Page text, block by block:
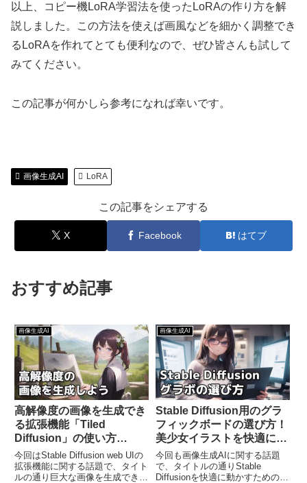
以上、コピー機LoRA学習法を使ったLoRAの作り方を解
説しました。この方法を使えば画風などを細かく調整でき
るLoRAを作れてとても便利なので、ぜひ皆さんも試して
みてください。
この記事が何かしら参考になれば幸いです。
画像生成AI LoRA
この記事をシェアする
X Facebook はてブ
おすすめ記事
画像生成AI
高解像度の画像を生成でき
る拡張機能「Tiled
Diffusion」の使い方
【Stable Diffusion web
UI】
今回はStable Diffusion web UIの
拡張機能に関する話題で、タイト
ルの通り巨大な画像を生成できる
画像生成AI
Stable Diffusion用のグラ
フィックボードの選び方！
美少女イラストを快適に生
成しよう
今回も画像生成AIに関する話題
で、タイトルの通りStable
Diffusionを快適に動かすためのグ